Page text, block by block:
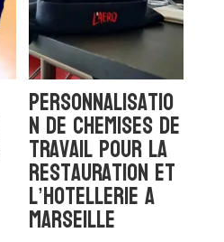
personnalisatio
n de chemises de
travail pour la
restauration et
l’hotellerie a
Marseille